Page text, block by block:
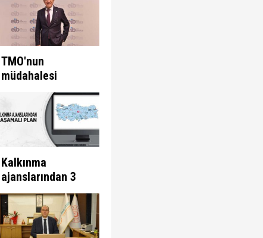
TMO'nun
müdahalesi
kazandırıyor
Kalkınma
ajanslarından 3
aşamalı plan